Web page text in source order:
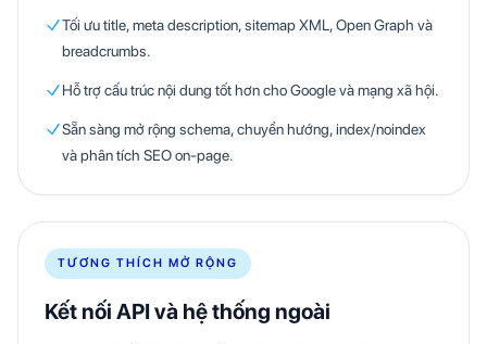
Tối ưu title, meta description, sitemap XML, Open Graph và
breadcrumbs.
Hỗ trợ cấu trúc nội dung tốt hơn cho Google và mạng xã hội.
Sẵn sàng mở rộng schema, chuyển hướng, index/noindex
và phân tích SEO on-page.
TƯƠNG THÍCH MỞ RỘNG
Kết nối API và hệ thống ngoài